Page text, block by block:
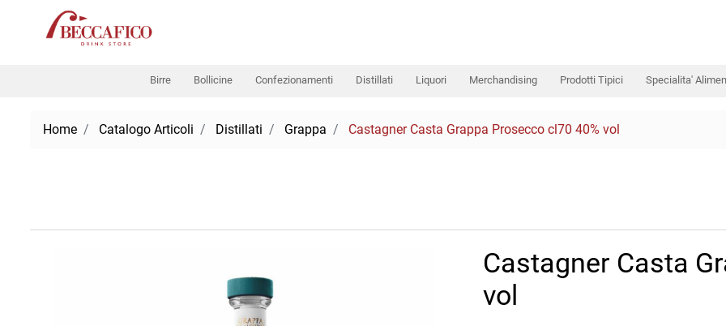
Birre Bollicine Confezionamenti Distillati Liquori Merchandising Prodotti Tipici Specialita'
Home Catalogo Articoli Distillati Grappa Castagner Casta Grappa Prosecco cl70 40% vol
Castagner Casta
vol